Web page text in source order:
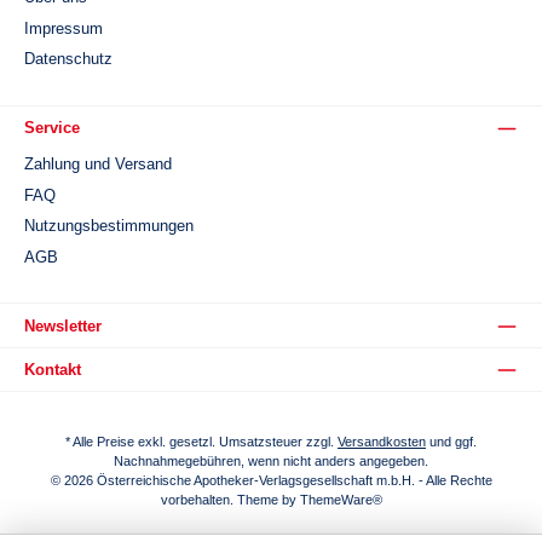
Impressum
Datenschutz
Service
Zahlung und Versand
FAQ
Nutzungsbestimmungen
AGB
Newsletter
Kontakt
* Alle Preise exkl. gesetzl. Umsatzsteuer zzgl. Versandkosten und ggf.
Nachnahmegebühren, wenn nicht anders angegeben.
© 2026 Österreichische Apotheker-Verlagsgesellschaft m.b.H. - Alle Rechte
vorbehalten. Theme by ThemeWare®